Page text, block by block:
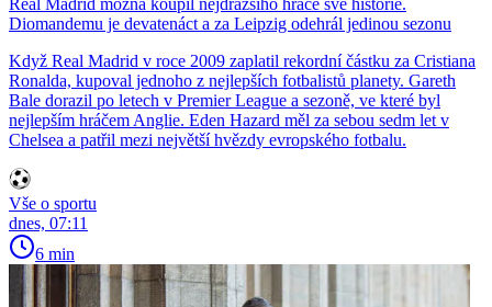
Real Madrid možná koupil nejdražšího hráče své historie.
Diomandemu je devatenáct a za Leipzig odehrál jedinou sezonu
Když Real Madrid v roce 2009 zaplatil rekordní částku za Cristiana
Ronalda, kupoval jednoho z nejlepších fotbalistů planety. Gareth
Bale dorazil po letech v Premier League a sezoně, ve které byl
nejlepším hráčem Anglie. Eden Hazard měl za sebou sedm let v
Chelsea a patřil mezi největší hvězdy evropského fotbalu.
Vše o sportu
dnes, 07:11
6 min